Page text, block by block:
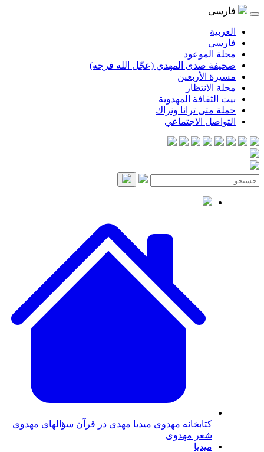
فارسی
العربية
فارسی
مجلة الموعود
صحيفة صدى المهدي (عجّل الله فرجه)
مسيرة الأربعين
مجلة الانتظار
بيت الثقافة المهدوية
حملة متى ترانا ونراك
التواصل الاجتماعي
كتابخانه مهدوى ميديا مهدی در قرآن سؤالهای مهدوی
شعر مهدوى
ميديا